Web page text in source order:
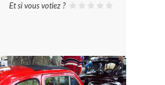
?
Et si vous votiez ?